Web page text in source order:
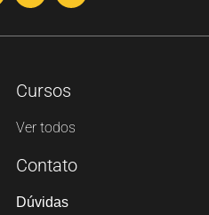
Cursos
Ver todos
Contato
Dúvidas